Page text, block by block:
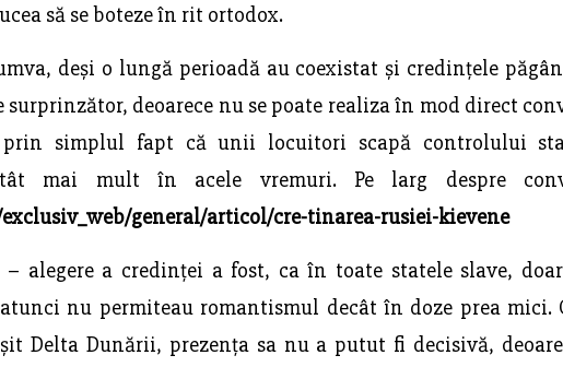
să se boteze în rit ortodox.
deși o lungă perioadă au coexistat și credințele
surprinzător, deoarece nu se poate realiza în mod direct
simplul fapt că unii locuitori scapă controlului
mai mult în acele vremuri. Pe larg despre
general/articol/cre-tinarea-rusiei-kievene
– alegere a credinței a fost, ca în toate statele slave,
nu permiteau romantismul decât în doze prea mici.
Delta Dunării, prezența sa nu a putut fi decisivă,